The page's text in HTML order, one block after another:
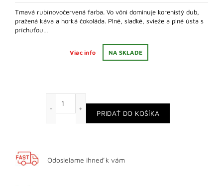
Tmavá rubínovočervená farba. Vo vôni dominuje korenistý dub,
pražená káva a horká čokoláda. Plné, sladké, svieže a plné ústa s
príchuťou…
Viac info NA SKLADE
PRIDAŤ DO KOŠÍKA
Odosielame ihneď k vám